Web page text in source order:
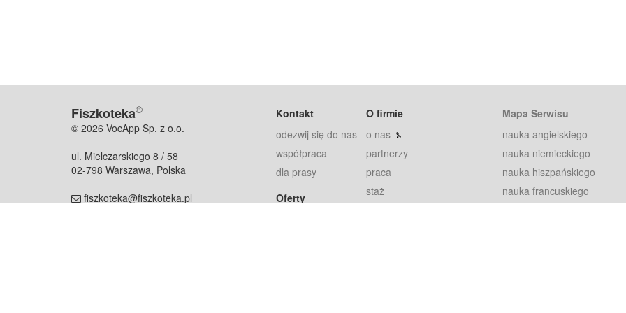
Fiszkoteka®
© 2026 VocApp Sp. z o.o.
ul. Mielczarskiego 8 / 58
02-798 Warszawa, Polska
fiszkoteka@fiszkoteka.pl
Kontakt
odezwij się do nas
współpraca
dla prasy
Oferty
O firmie
o nas
partnerzy
praca
staż
Mapa Serwisu
nauka angielskiego
nauka niemieckiego
nauka hiszpańskiego
nauka francuskiego